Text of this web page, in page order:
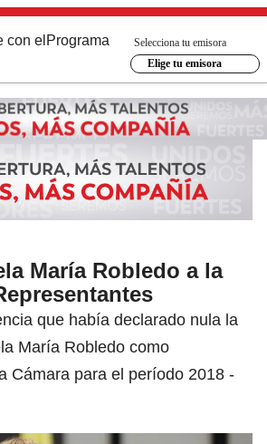
con el Programa
Selecciona tu emisora
Elige tu emisora
María Robledo a la
que había declarado nula la
María Robledo como
Cámara para el período 2018 -